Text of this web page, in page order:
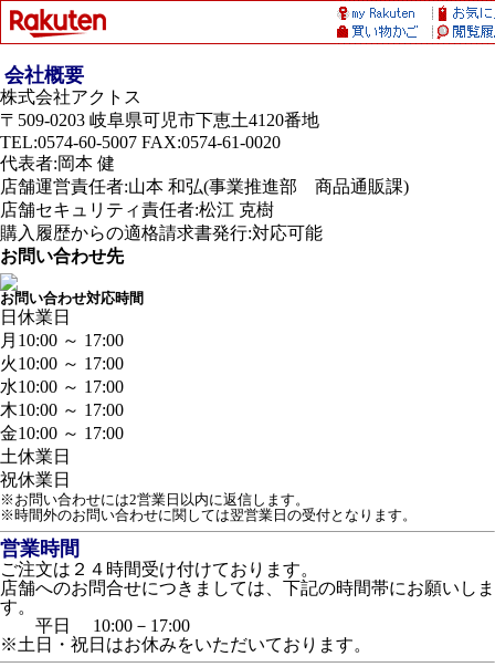
会社概要
株式会社アクトス
〒509-0203 岐阜県可児市下恵土4120番地
TEL:0574-60-5007 FAX:0574-61-0020
代表者:岡本 健
店舗運営責任者:山本 和弘(事業推進部 商品通販課)
店舗セキュリティ責任者:松江 克樹
購入履歴からの適格請求書発行:対応可能
お問い合わせ先
お問い合わせ対応時間
日 休業日
月 10:00 ～ 17:00
火10:00 ～ 17:00
水10:00 ～ 17:00
木10:00 ～ 17:00
金10:00 ～ 17:00
土休業日
祝休業日
※お問い合わせには2営業日以内に返信します。
※時間外のお問い合わせに関しては翌営業日の受付となります。
営業時間
ご注文は２４時間受け付けております。
店舗へのお問合せにつきましては、下記の時間帯にお願いしま
す。
平日 10:00－17:00
※土日・祝日はお休みをいただいております。